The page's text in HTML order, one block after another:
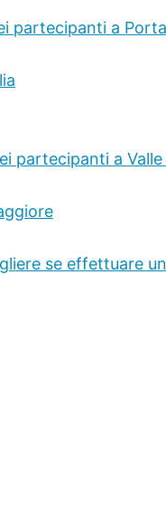
partecipanti a
partecipanti a
se effettuare